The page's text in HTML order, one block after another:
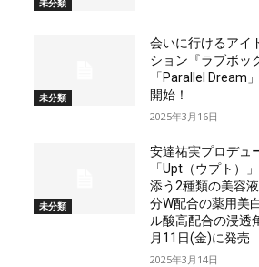
未分類
会いに行けるアイ
ション『ラブボッ
「Parallel Dream
開始！
2025年3月16日
未分類
安達祐実プロデュ
「Upt（ウプト）
添う2種類の美容
分W配合の薬用美
ル酸高配合の浸透
月11日(金)に発売
2025年3月14日